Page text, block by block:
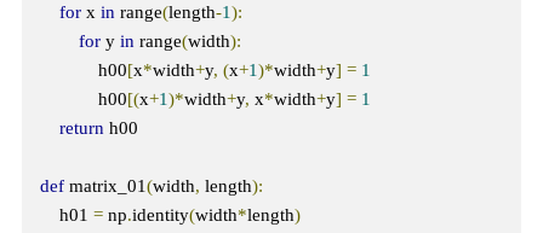
for x in range(length-1):
for y in range(width):
            h00
[x*width+y, (x+1)*width+y] = 1
            h00
[(x+1)*width+y, x*width+y] = 1
return h00
def matrix_01(width, length):
    h01
= np.identity(width*length)